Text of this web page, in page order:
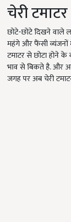
चेरी टमाटर
छोटे-छोटे दिखने वाले
महंगे और फैंसी व्यंजनों
टमाटर से छोटा होने
भाव से बिकते है. और
जगह पर अब चेरी